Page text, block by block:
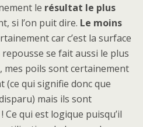
le résultat le plus
si l’on puit dire. Le moins
car c’est la surface
se fait aussi le plus
mes poils sont certainement
(ce qui signifie donc que
mais ils sont
qui est logique puisqu’il